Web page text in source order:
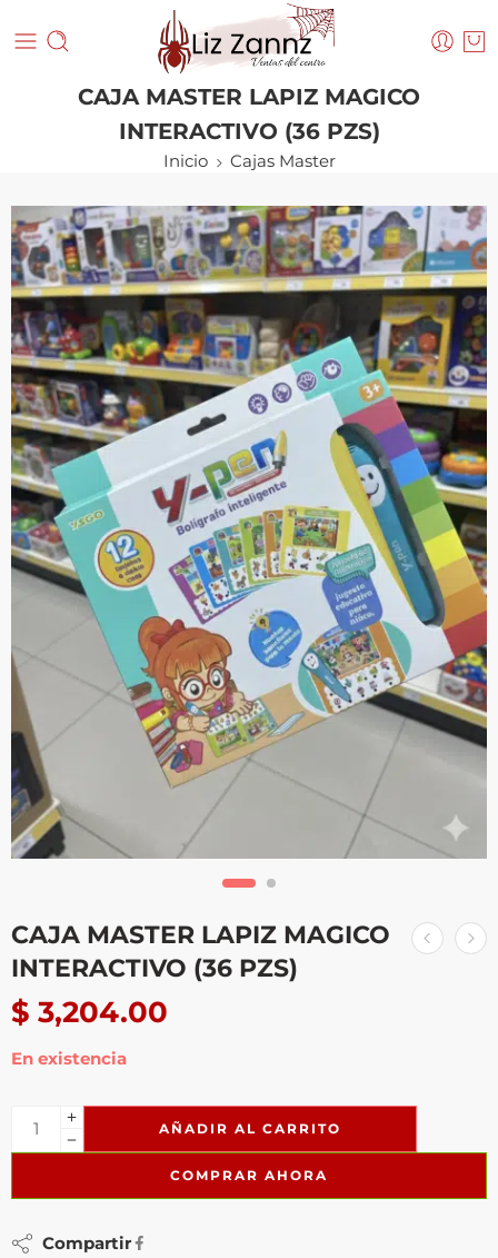
CAJA MASTER LAPIZ MAGICO
INTERACTIVO (36 PZS)
Inicio Cajas Master
CAJA MASTER LAPIZ MAGICO
INTERACTIVO (36 PZS)
$ 3,204.00
En existencia
AÑADIR AL CARRITO
COMPRAR AHORA
Compartir